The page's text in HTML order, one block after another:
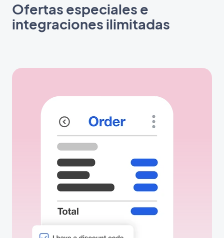
Ofertas especiales e
integraciones ilimitadas